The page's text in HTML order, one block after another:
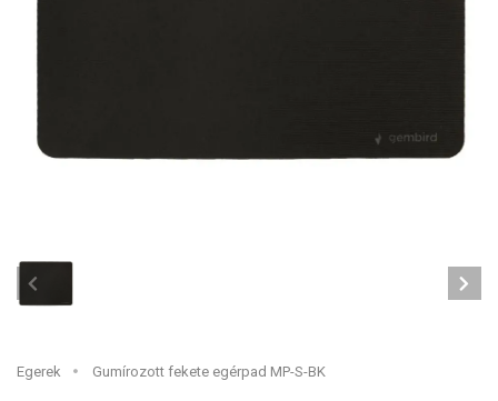
Egerek Gumírozott fekete egérpad MP-S-BK